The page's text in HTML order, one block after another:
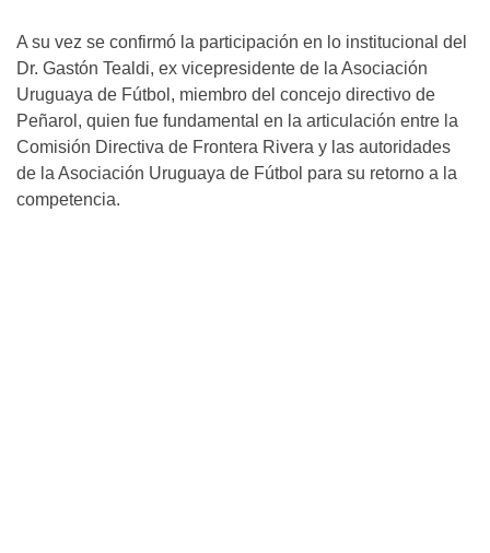
A su vez se confirmó la participación en lo institucional del
Dr. Gastón Tealdi, ex vicepresidente de la Asociación
Uruguaya de Fútbol, miembro del concejo directivo de
Peñarol, quien fue fundamental en la articulación entre la
Comisión Directiva de Frontera Rivera y las autoridades
de la Asociación Uruguaya de Fútbol para su retorno a la
competencia.